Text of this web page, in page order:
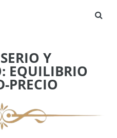
Y
EQUILIBRIO
PRECIO